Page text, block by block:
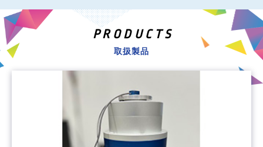
PRODUCTS
取扱製品